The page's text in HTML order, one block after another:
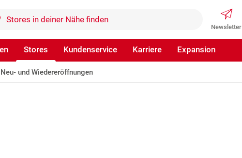
Newsletter
Stores Kundenservice Karriere Expansion
Neu- und Wiedereröffnungen